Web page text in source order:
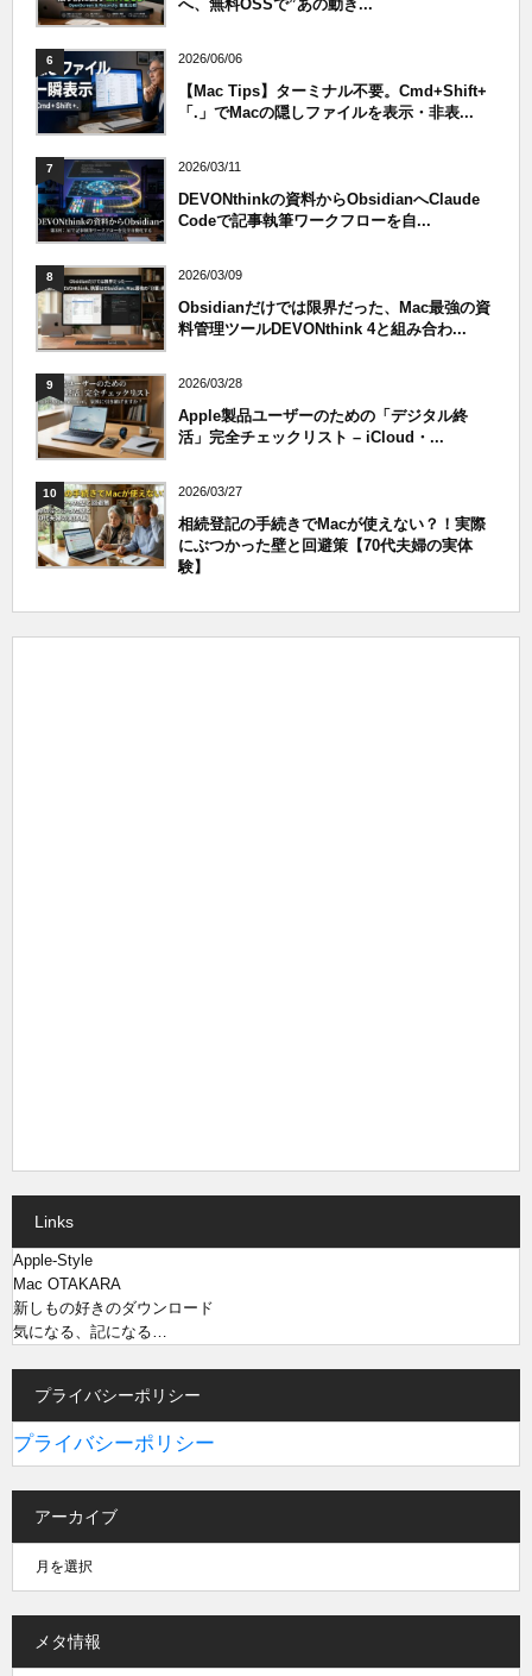
へ、無料OSSで”あの動き...
6 2026/06/06
【Mac Tips】ターミナル不要。Cmd+Shift+
「.」でMacの隠しファイルを表示・非表...
7 2026/03/11
DEVONthinkの資料からObsidianへClaude
Codeで記事執筆ワークフローを自...
8 2026/03/09
Obsidianだけでは限界だった、Mac最強の資
料管理ツールDEVONthink 4と組み合わ...
9 2026/03/28
Apple製品ユーザーのための「デジタル終
活」完全チェックリスト – iCloud・...
10 2026/03/27
相続登記の手続きでMacが使えない？！実際
にぶつかった壁と回避策【70代夫婦の実体
験】
Links
Apple-Style
Mac OTAKARA
新しもの好きのダウンロード
気になる、記になる…
プライバシーポリシー
プライバシーポリシー
アーカイブ
メタ情報